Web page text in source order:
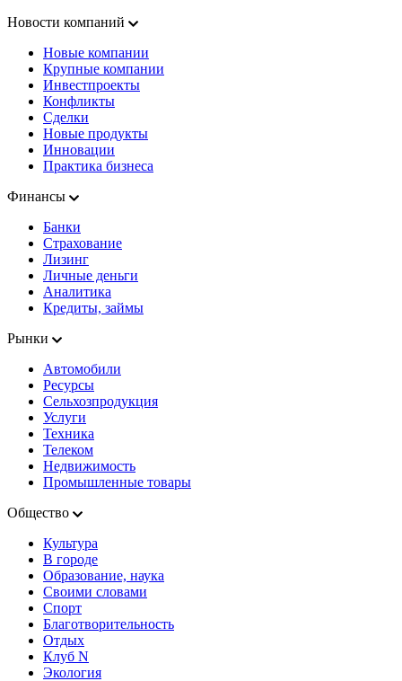
Новости компаний
Новые компании
Крупные компании
Инвестпроекты
Конфликты
Сделки
Новые продукты
Инновации
Практика бизнеса
Финансы
Банки
Страхование
Лизинг
Личные деньги
Аналитика
Кредиты, займы
Рынки
Автомобили
Ресурсы
Сельхозпродукция
Услуги
Техника
Телеком
Недвижимость
Промышленные товары
Общество
Культура
В городе
Образование, наука
Своими словами
Спорт
Благотворительность
Отдых
Клуб N
Экология